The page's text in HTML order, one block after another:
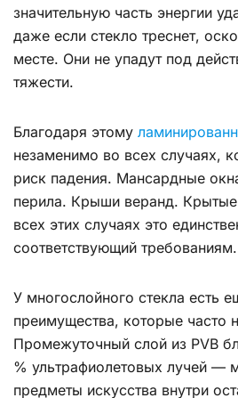
значительную часть энергии
даже если стекло треснет,
месте. Они не упадут под
тяжести.
Благодаря этому
незаменимо во всех случаях,
риск падения. Мансардные
перила. Крыши веранд.
всех этих случаях это
соответствующий требованиям.
У многослойного стекла есть
преимущества, которые часто
Промежуточный слой из PVB
% ультрафиолетовых лучей —
предметы искусства внутри